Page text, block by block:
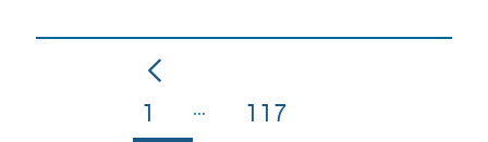
Pagina
1 Pagina
117